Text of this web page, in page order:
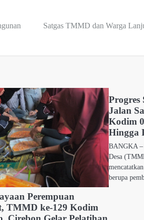
Satgas TMMD dan Warga
Perempuan
TMMD ke-129 Kodim
Progres
Jalan
Kodim
Hingga
BANGKA –
Desa
berupa